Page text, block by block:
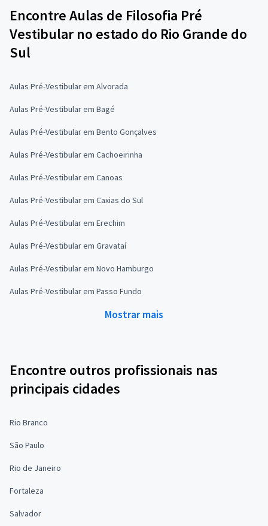
Encontre Aulas de Filosofia Pré
Vestibular no estado do Rio Grande do
Sul
Aulas Pré-Vestibular em Alvorada
Aulas Pré-Vestibular em Bagé
Aulas Pré-Vestibular em Bento Gonçalves
Aulas Pré-Vestibular em Cachoeirinha
Aulas Pré-Vestibular em Canoas
Aulas Pré-Vestibular em Caxias do Sul
Aulas Pré-Vestibular em Erechim
Aulas Pré-Vestibular em Gravataí
Aulas Pré-Vestibular em Novo Hamburgo
Aulas Pré-Vestibular em Passo Fundo
Mostrar mais
Encontre outros profissionais nas
principais cidades
Rio Branco
São Paulo
Rio de Janeiro
Fortaleza
Salvador